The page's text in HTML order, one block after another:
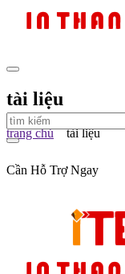
tài liệu
trang chủ tài liệu
Cần Hỗ Trợ Ngay